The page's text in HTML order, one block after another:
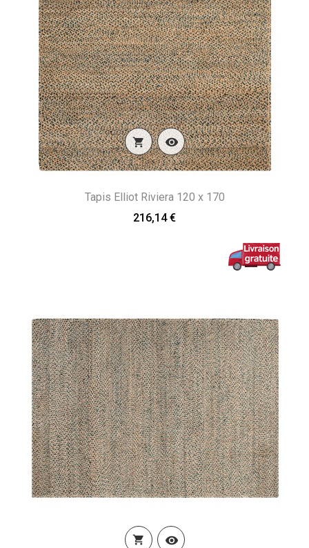
 
Tapis Elliot Riviera 120 x 170
216,14 €
 